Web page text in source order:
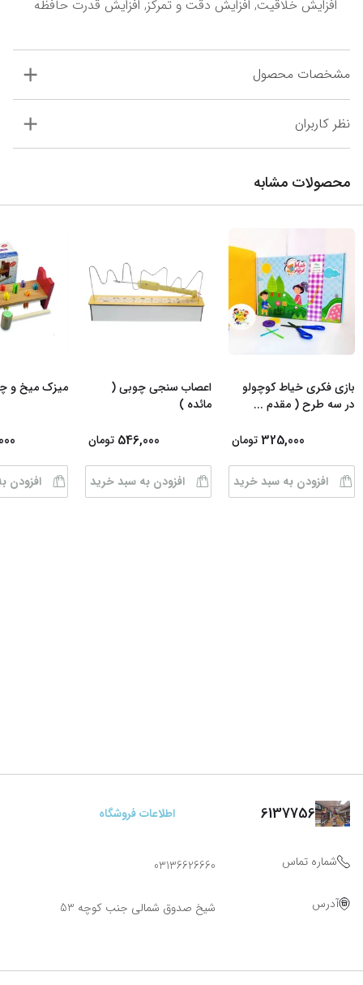
افزایش خلاقیت, افزایش دقت و تمرکز, افزایش قدرت حافظه
مشخصات محصول
نظر کاربران
محصولات مشابه
بازی فکری خیاط کوچولو
در سه طرح ( مقدم ...
325,000 تومان
افزودن به سبد خرید
اعصاب سنجی چوبی (
مائده )
546,000 تومان
افزودن به سبد خرید
میزک میخ و
افزودن
6137756 اطلاعات فروشگاه
شماره تماس 03136626660
آدرس شیخ صدوق شمالی جنب کوچه 53